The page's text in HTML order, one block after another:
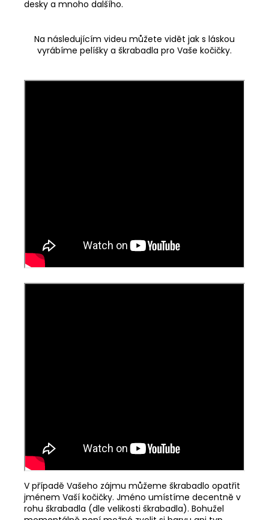
desky a mnoho dalšího.
Na následujícím videu můžete vidět jak s láskou
vyrábíme pelíšky a škrabadla pro Vaše kočičky.
V případě Vašeho zájmu můžeme škrabadlo opatřit
jménem Vaší kočičky. Jméno umístíme decentně v
rohu škrabadla (dle velikosti škrabadla). Bohužel